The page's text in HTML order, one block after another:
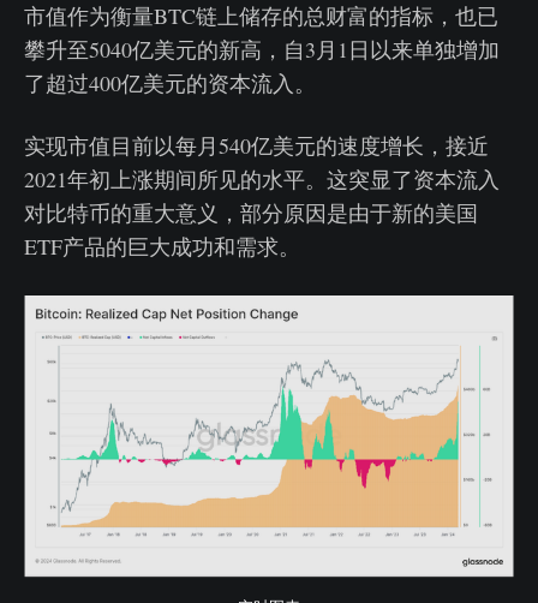
市值作为衡量BTC链上储存的总财富的指标，也已
攀升至5040亿美元的新高，自3月1日以来单独增加
了超过400亿美元的资本流入。
实现市值目前以每月540亿美元的速度增长，接近
2021年初上涨期间所见的水平。这突显了资本流入
对比特币的重大意义，部分原因是由于新的美国
ETF产品的巨大成功和需求。